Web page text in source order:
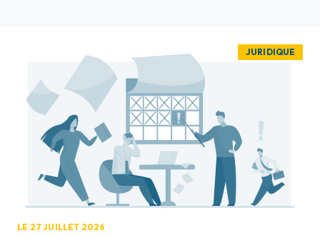
JURIDIQUE
LE 27 JUILLET 2026